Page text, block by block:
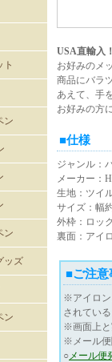
ン
ワッペ
ン
ペン
ンズ
ッズ
ン
USA直輸入
お好みのメ
商品にバラ
あえて、手
お好みの方
■仕様
ジャンル：
メーカー：
生地：ツイ
サイズ：幅
外枠：ロッ
裏面：アイ
■ご注意
※アイロン
されてい
※画面上と
※メール便
○メール便